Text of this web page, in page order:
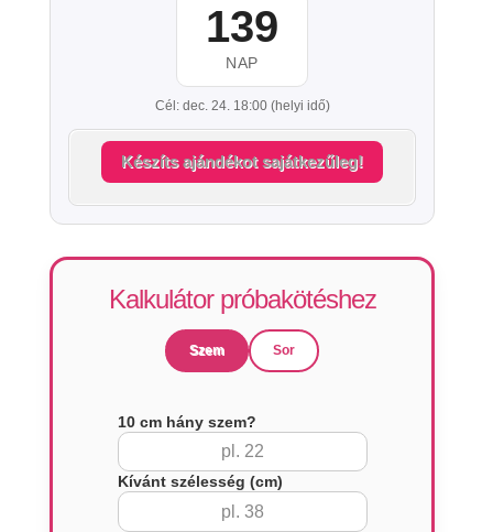
139
NAP
Cél: dec. 24. 18:00 (helyi idő)
Készíts ajándékot sajátkezűleg!
Kalkulátor próbakötéshez
Szem Sor
10 cm hány szem?
Kívánt szélesség (cm)